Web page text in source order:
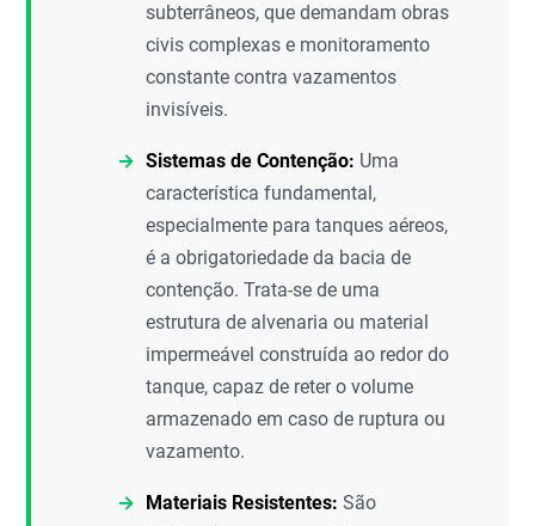
subterrâneos, que demandam obras
civis complexas e monitoramento
constante contra vazamentos
invisíveis.
Sistemas de Contenção: Uma
característica fundamental,
especialmente para tanques aéreos,
é a obrigatoriedade da bacia de
contenção. Trata-se de uma
estrutura de alvenaria ou material
impermeável construída ao redor do
tanque, capaz de reter o volume
armazenado em caso de ruptura ou
vazamento.
Materiais Resistentes: São